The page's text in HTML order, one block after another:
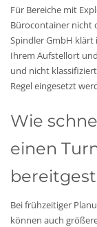
Für Bereiche mit
Bürocontainer nicht
Spindler GmbH klärt
Ihrem Aufstellort
und nicht
Regel eingesetzt
Wie
einen
Bei frühzeitiger
können auch